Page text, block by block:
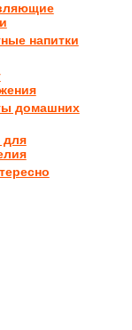
напитки
домашних